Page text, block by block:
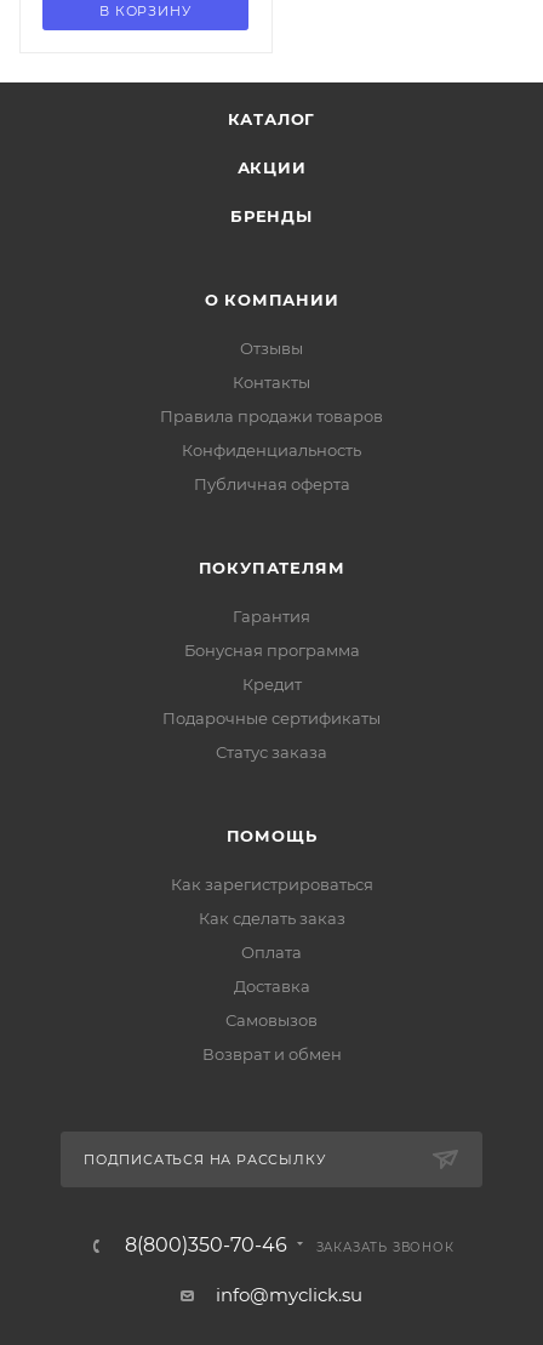
В КОРЗИНУ
КАТАЛОГ
АКЦИИ
БРЕНДЫ
О КОМПАНИИ
Отзывы
Контакты
Правила продажи товаров
Конфиденциальность
Публичная оферта
ПОКУПАТЕЛЯМ
Гарантия
Бонусная программа
Кредит
Подарочные сертификаты
Статус заказа
ПОМОЩЬ
Как зарегистрироваться
Как сделать заказ
Оплата
Доставка
Самовызов
Возврат и обмен
ПОДПИСАТЬСЯ НА РАССЫЛКУ
8(800)350-70-46 ЗАКАЗАТЬ ЗВОНОК
info@myclick.su